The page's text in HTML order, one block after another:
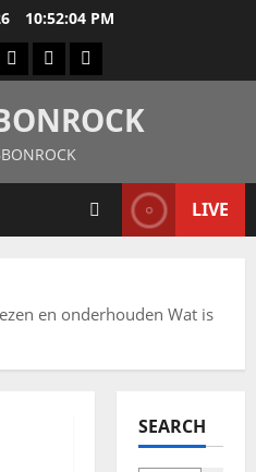
10:52:04 PM
LIVE
en onderhouden Wat is
SEARCH